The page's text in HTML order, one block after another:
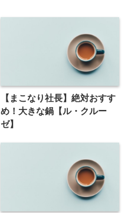
【まこなり社長】絶対おすす
め！大きな鍋【ル・クルー
ゼ】